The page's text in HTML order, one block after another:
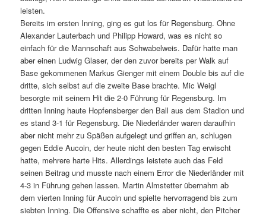
leisten.
Bereits im ersten Inning, ging es gut los für Regensburg. Ohne
Alexander Lauterbach und Philipp Howard, was es nicht so
einfach für die Mannschaft aus Schwabelweis. Dafür hatte man
aber einen Ludwig Glaser, der den zuvor bereits per Walk auf
Base gekommenen Markus Gienger mit einem Double bis auf die
dritte, sich selbst auf die zweite Base brachte. Mic Weigl
besorgte mit seinem Hit die 2-0 Führung für Regensburg. Im
dritten Inning haute Hopfensberger den Ball aus dem Stadion und
es stand 3-1 für Regensburg. Die Niederländer waren daraufhin
aber nicht mehr zu Späßen aufgelegt und griffen an, schlugen
gegen Eddie Aucoin, der heute nicht den besten Tag erwischt
hatte, mehrere harte Hits. Allerdings leistete auch das Feld
seinen Beitrag und musste nach einem Error die Niederländer mit
4-3 in Führung gehen lassen. Martin Almstetter übernahm ab
dem vierten Inning für Aucoin und spielte hervorragend bis zum
siebten Inning. Die Offensive schaffte es aber nicht, den Pitcher